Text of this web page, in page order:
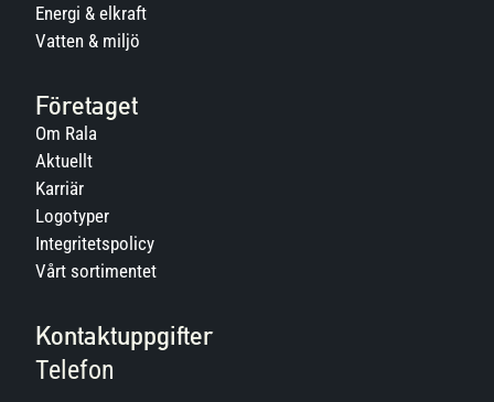
Energi & elkraft
Vatten & miljö
Företaget
Om Rala
Aktuellt
Karriär
Logotyper
Integritetspolicy
Vårt sortimentet
Kontaktuppgifter
Telefon